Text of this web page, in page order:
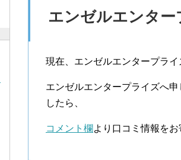
エンゼルエンター
現在、エンゼルエンタープライ
エンゼルエンタープライズへ
したら、
コメント欄より口コミ情報をお